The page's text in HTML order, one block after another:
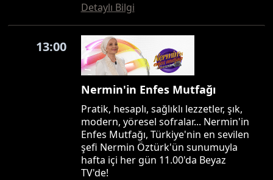
Detaylı Bilgi
13:00
Nermin'in Enfes Mutfağı
Pratik, hesaplı, sağlıklı lezzetler, şık,
modern, yöresel sofralar... Nermin'in
Enfes Mutfağı, Türkiye'nin en sevilen
şefi Nermin Öztürk'ün sunumuyla
hafta içi her gün 11.00'da Beyaz
TV'de!